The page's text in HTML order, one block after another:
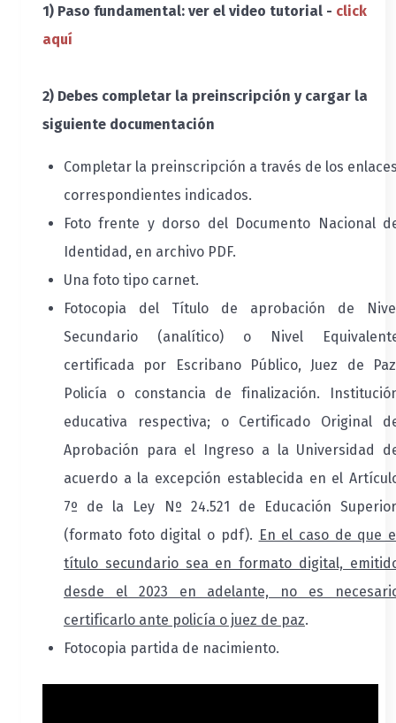
1) Paso fundamental: ver el video tutorial - click
aquí
2) Debes completar la preinscripción y cargar la
siguiente documentación
Completar la preinscripción a través de los
correspondientes indicados.
Foto frente y dorso del Documento Nacional
Identidad, en archivo PDF.
Una foto tipo carnet.
Fotocopia del Título de aprobación de
Secundario (analítico) o Nivel
certificada por Escribano Público, Juez de
Policía o constancia de finalización.
educativa respectiva; o Certificado Original
Aprobación para el Ingreso a la Universidad
acuerdo a la excepción establecida en el
7º de la Ley Nº 24.521 de Educación
(formato foto digital o pdf). En el caso de que
título secundario sea en formato digital,
desde el 2023 en adelante, no es
certificarlo ante policía o juez de paz.
Fotocopia partida de nacimiento.